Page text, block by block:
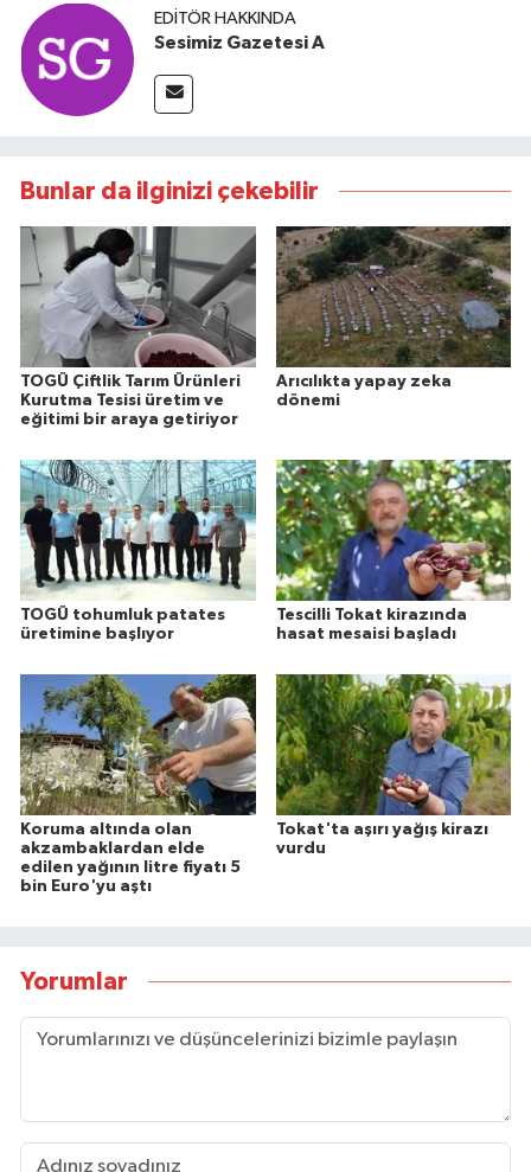
EDITÖR HAKKINDA
Sesimiz Gazetesi A
Bunlar da ilginizi çekebilir
TOGÜ Çiftlik Tarım Ürünleri
Kurutma Tesisi üretim ve
eğitimi bir araya getiriyor
Arıcılıkta yapay zeka
dönemi
TOGÜ tohumluk patates
üretimine başlıyor
Tescilli Tokat kirazında
hasat mesaisi başladı
Koruma altında olan
akzambaklardan elde
edilen yağının litre fiyatı 5
bin Euro'yu aştı
Tokat'ta aşırı yağış kirazı
vurdu
Yorumlar